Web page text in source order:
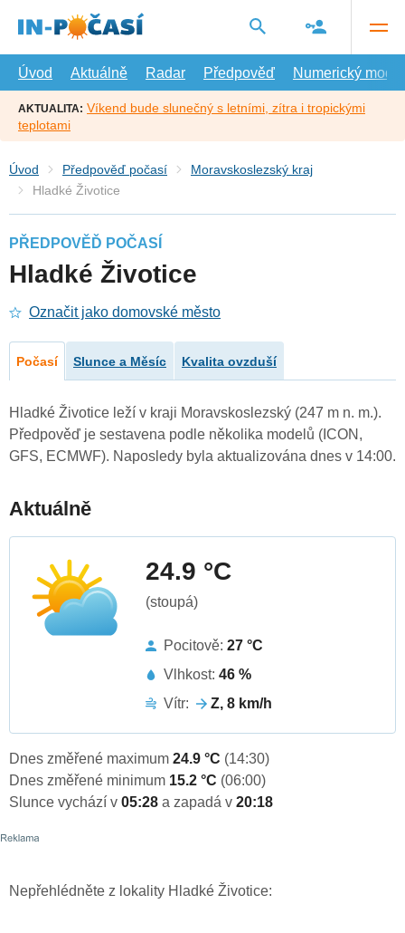
hlavní
Úvod
Aktuálně Radar Předpověď Numerický model
AKTUALITA: Víkend bude slunečný s letními, zítra i tropickými
teplotami
Úvod Předpověď počasí
Moravskoslezský kraj
Hladké Životice
PŘEDPOVĚĎ POČASÍ
Hladké Životice
Označit jako domovské město
Počasí Slunce a Měsíc Kvalita ovzduší
Hladké Životice leží v kraji Moravskoslezský (247 m n. m.).
Předpověď je sestavena podle několika modelů (ICON,
GFS, ECMWF). Naposledy byla aktualizována dnes v 14:00.
Aktuálně
24.9 °C
(stoupá)
Pocitově: 27 °C
Vlhkost: 46 %
Vítr:
Z, 8 km/h
Dnes změřené maximum 24.9 °C (14:30)
Dnes změřené minimum 15.2 °C (06:00)
Slunce vychází v 05:28 a zapadá v 20:18
Nepřehlédněte z lokality Hladké Životice: